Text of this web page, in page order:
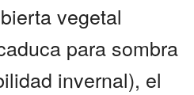
vegetal
para sombra
invernal), el